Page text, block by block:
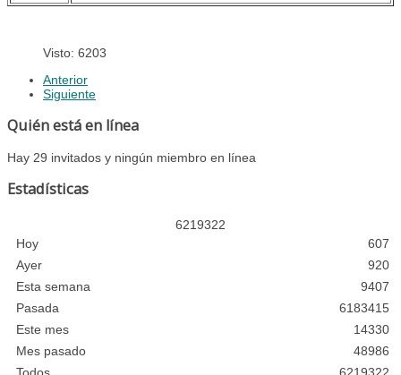
Visto: 6203
Anterior
Siguiente
Quién está en línea
Hay 29 invitados y ningún miembro en línea
Estadísticas
6219322
Hoy
Ayer
Esta semana
Pasada
Este mes
Mes pasado
607
920
9407
6183415
14330
48986